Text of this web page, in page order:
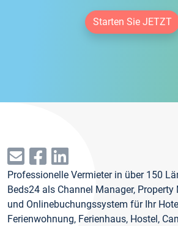
Starten Sie JETZT
Professionelle Vermieter in über 150
Beds24 als Channel Manager,
und Onlinebuchungssystem für Ihr
Ferienwohnung, Ferienhaus, Hostel,